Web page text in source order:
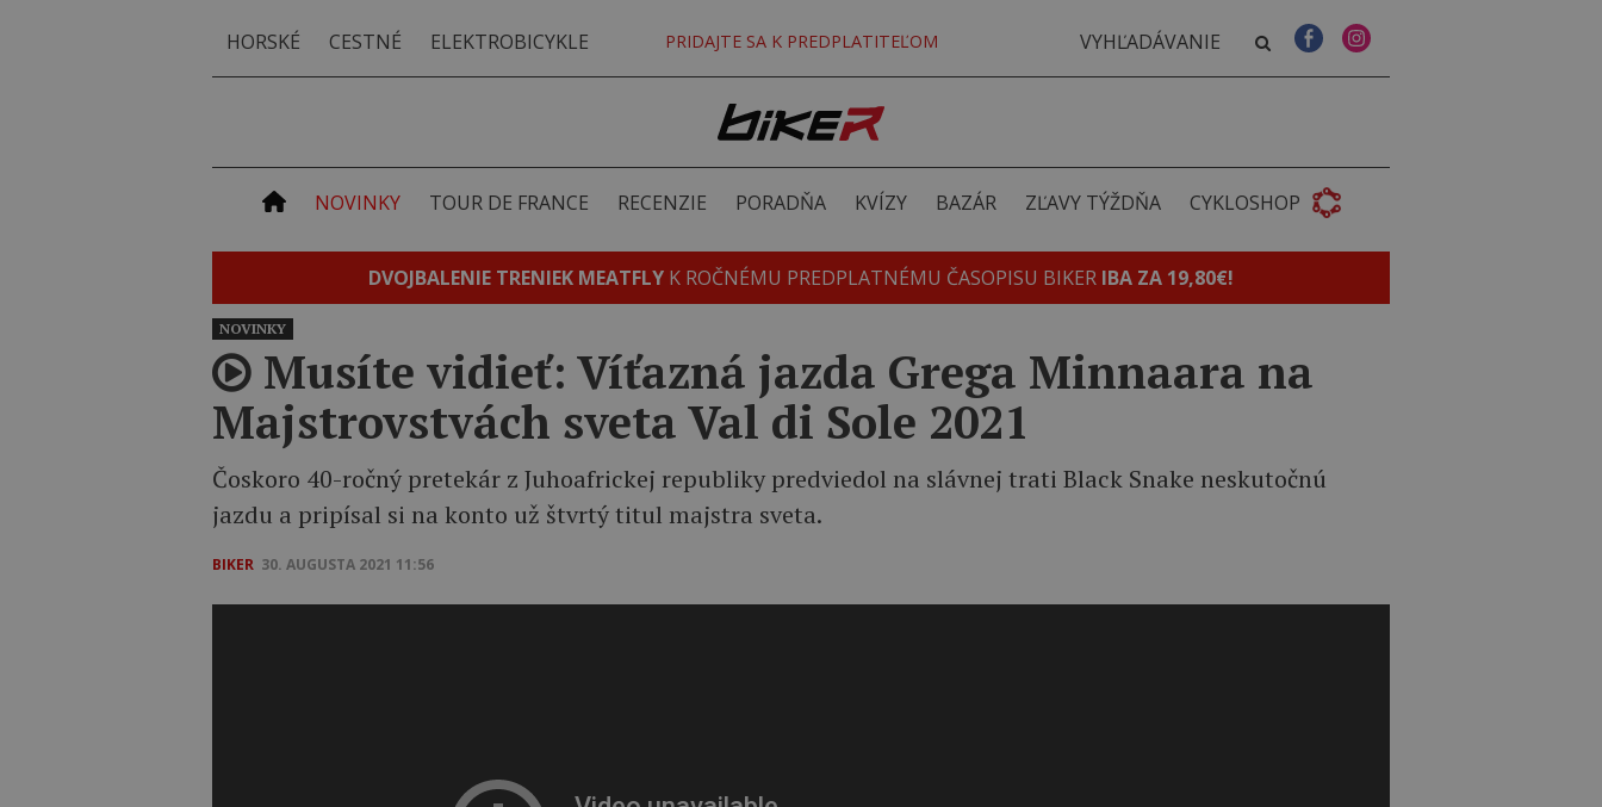
HORSKÉ CESTNÉ ELEKTROBICYKLE PRIDAJTE SA K PREDPLATITEĽOM
NOVINKY TOUR DE FRANCE RECENZIE PORADŇA KVÍZY BAZÁR ZĽAVY TÝŽDŇA CYKLOSHOP
DVOJBALENIE TRENIEK MEATFLY K ROČNÉMU PREDPLATNÉMU ČASOPISU BIKER IBA ZA 19,80€!
NOVINKY
Musíte vidieť: Víťazná jazda Grega Minnaara na
Majstrovstvách sveta Val di Sole 2021
Čoskoro 40-ročný pretekár z Juhoafrickej republiky predviedol na slávnej trati Black Snake neskutočnú
jazdu a pripísal si na konto už štvrtý titul majstra sveta.
BIKER 30. AUGUSTA 2021 11:56